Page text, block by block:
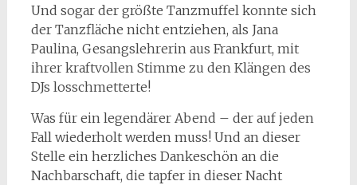
Und sogar der größte Tanzmuffel konnte sich
der Tanzfläche nicht entziehen, als Jana
Paulina, Gesangslehrerin aus Frankfurt, mit
ihrer kraftvollen Stimme zu den Klängen des
DJs losschmetterte!
Was für ein legendärer Abend – der auf jeden
Fall wiederholt werden muss! Und an dieser
Stelle ein herzliches Dankeschön an die
Nachbarschaft, die tapfer in dieser Nacht